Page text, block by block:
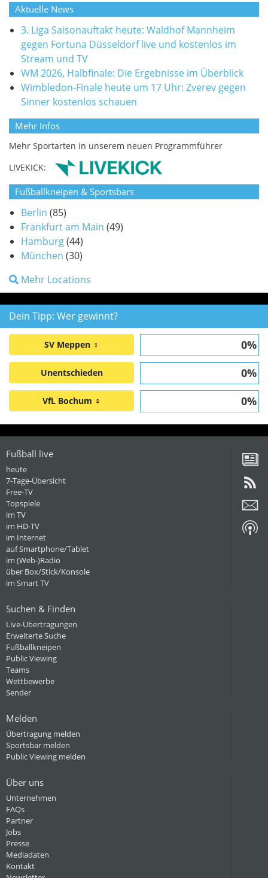
Aktuelle News
3. Liga Saisonauftakt heute: Waldhof Mannheim
gegen Fortuna Düsseldorf live und kostenlos im
Stream und TV
WM 2026, Halbfinale: Die Ergebnisse im Überblick
Wimbledon-Finale heute um 17 Uhr: Zverev gegen
Sinner kostenlos schauen
Mehr Infos
Mehr Sportarten in unserem neuen Programmführer
LIVEKICK:
Fußballkneipen & Sportsbars
Berlin (85)
Frankfurt am Main (49)
Hamburg(44)
München (30)
Mehr Locations
Dein Tipp: Wer gewinnt?
SV Meppen ♀ 0%
Unentschieden 0%
VfL Bochum ♀ 0%
Fußball live
heute
7-Tage-Übersicht
Free-TV
Topspiele
im TV
im HD-TV
im Internet
auf Smartphone/Tablet
im (Web-)Radio
über Box/Stick/Konsole
im Smart TV
Suchen & Finden
Live-Übertragungen
Erweiterte Suche
Fußballkneipen
Public Viewing
Teams
Wettbewerbe
Sender
Melden
Übertragung melden
Sportsbar melden
Public Viewing melden
Über uns
Unternehmen
FAQs
Partner
Jobs
Presse
Mediadaten
Kontakt